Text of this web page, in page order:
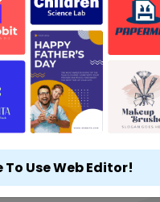
To Use Web Editor!